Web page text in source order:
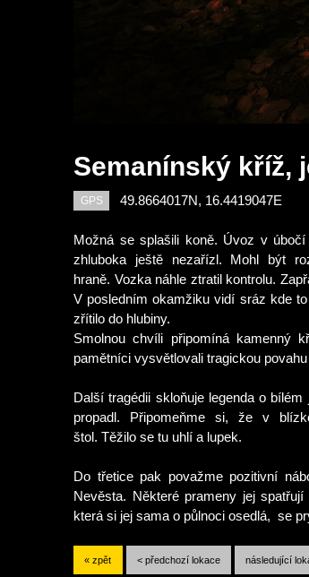
Semanínský kříž,
GPS 49.8664017N, 16.4419047E
Možná se splašili koně. Úvoz v
zhluboka ještě nezařízl. Mohl být
hraně. Vozka náhle ztratil kontrolu.
V posledním okamžiku vidí sráz kde
zřítilo do hlubiny.
Smolnou chvíli připomíná kamenný
pamětníci vysvětlovali tragickou
Další tragédii skloňuje legenda o
propadl. Připomeňme si, že v
štol. Těžilo se tu uhlí a lupek.
Do třetice pak považme pozitivní
Nevěsta. Některé prameny jej
která si jej sama o půlnoci osedlá, se
« zpět < předchozí lokace následující